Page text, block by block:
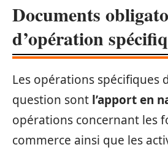
Documents
d’opération
Les opérations spécifiques
question sont l’apport en
opérations concernant les
commerce ainsi que les